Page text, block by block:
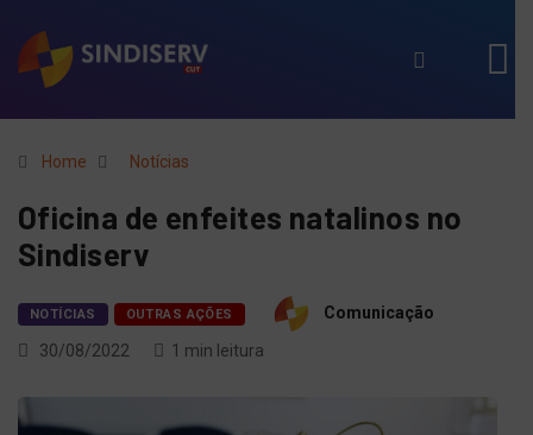
Home Notícias
Oficina de enfeites natalinos no
Sindiserv
NOTÍCIAS OUTRAS AÇÕES
Comunicação
30/08/2022
1 min leitura